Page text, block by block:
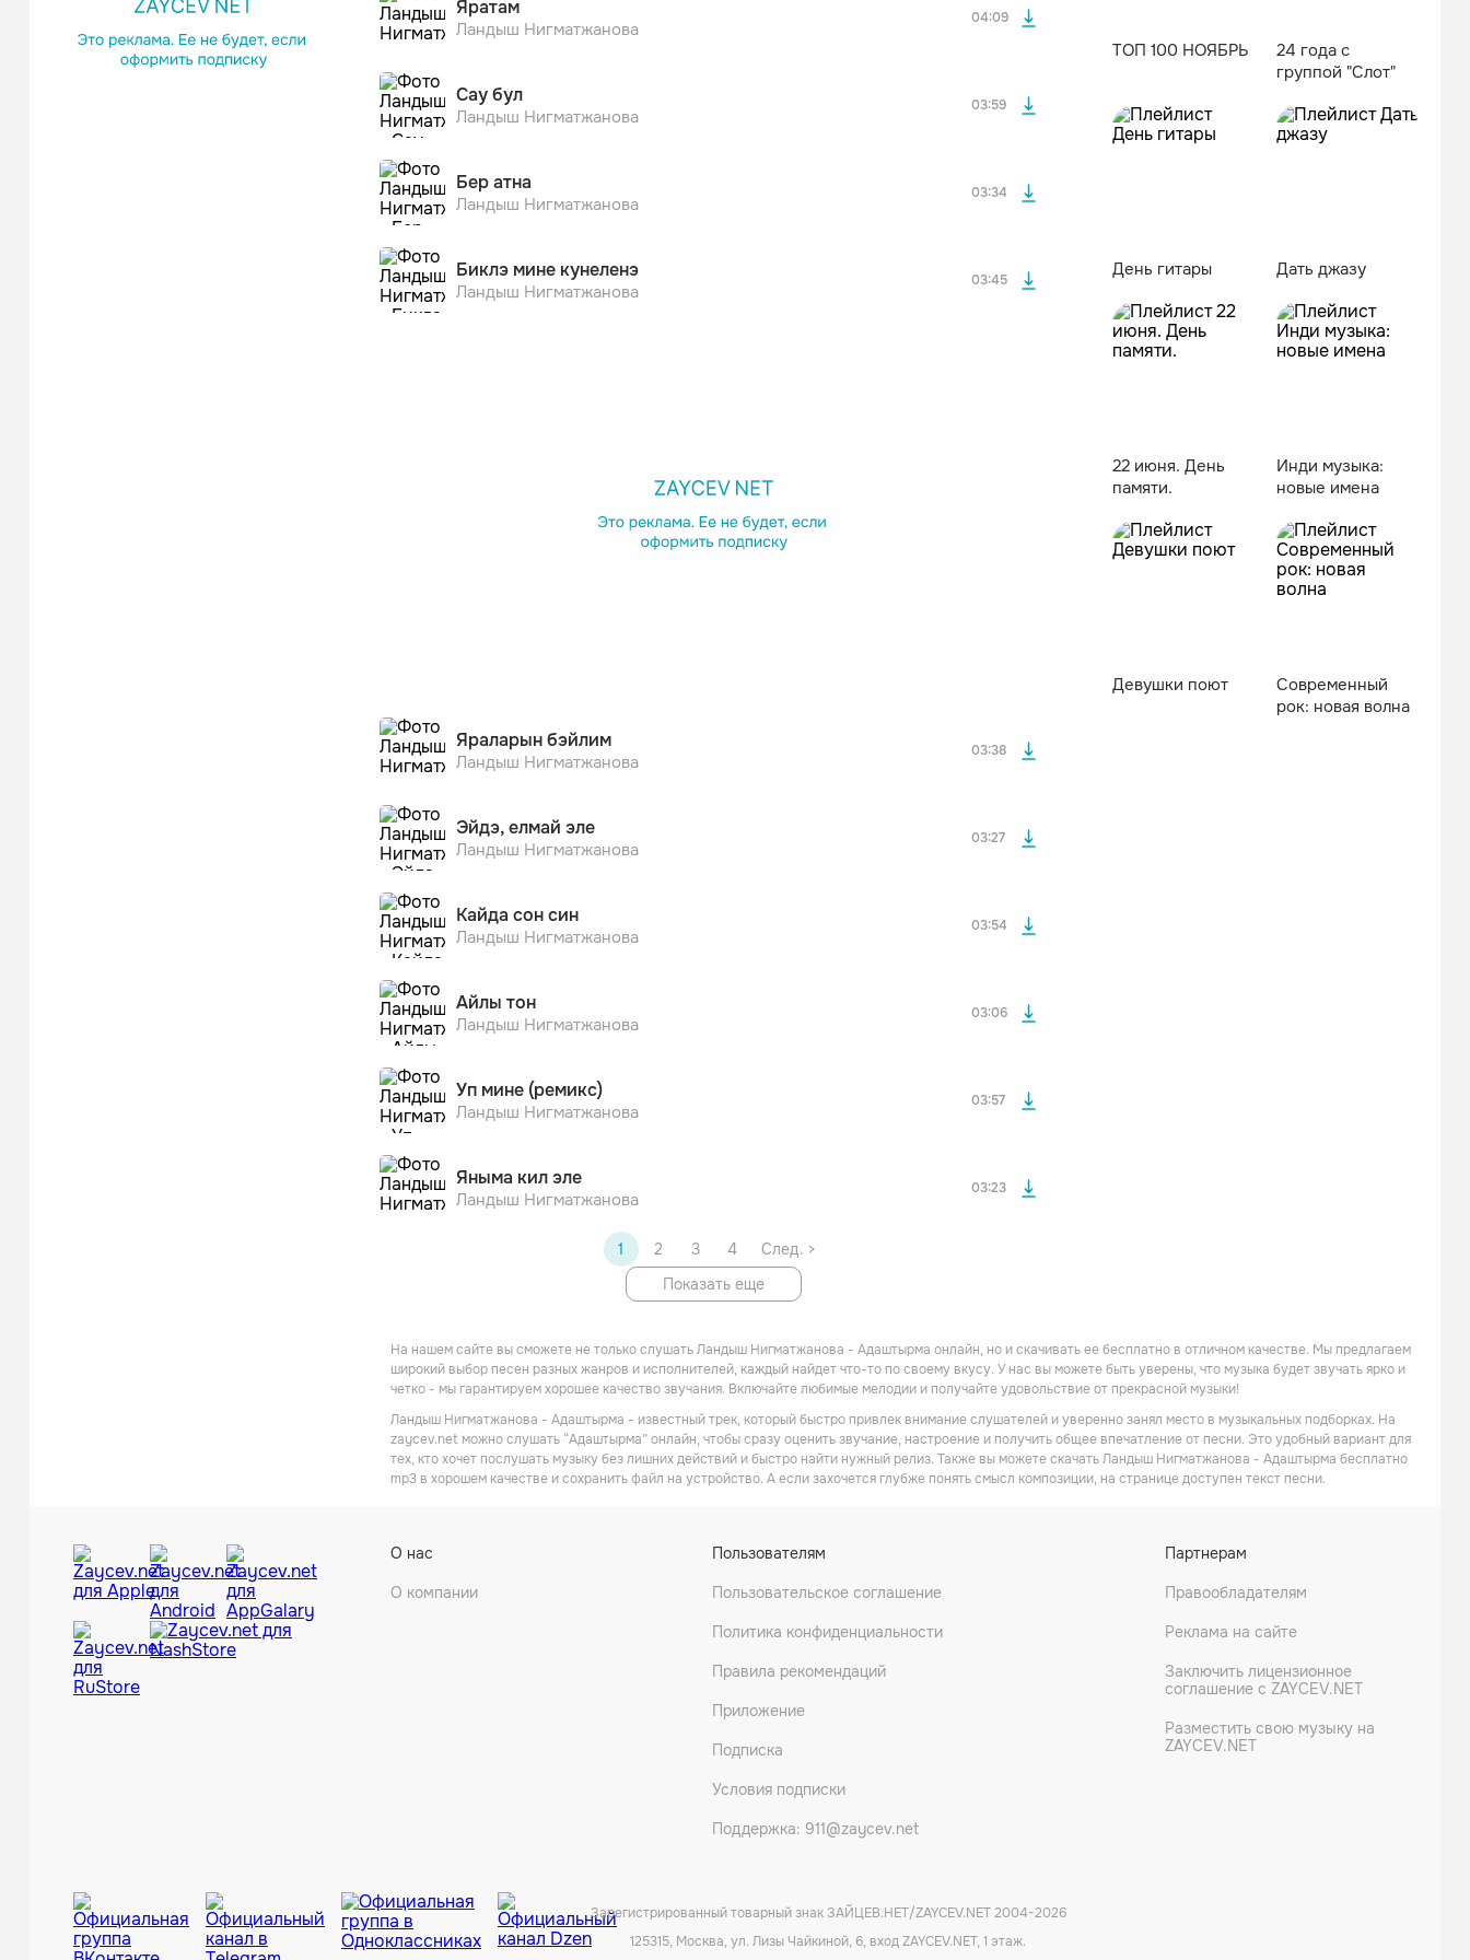
Яратам
Ландыш Нигматжанова
04:09
Сау бул
Ландыш Нигматжанова
03:59
Бер атна
Ландыш Нигматжанова
03:34
Биклэ мине кунеленэ
Ландыш Нигматжанова
03:45
Яраларын бэйлим
Ландыш Нигматжанова
03:38
Эйдэ, елмай эле
Ландыш Нигматжанова
03:27
Кайда сон син
Ландыш Нигматжанова
03:54
Айлы тон
Ландыш Нигматжанова
03:06
Уп мине (ремикс)
Ландыш Нигматжанова
03:57
Яныма кил эле
Ландыш Нигматжанова
03:23
1 2 3 4
След. >
Показать еще
ТОП 100 НОЯБРЬ
24 года с
группой "Слот"
День гитары Дать джазу
22 июня. День
памяти.
Инди музыка:
новые имена
Девушки поют
Современный
рок: новая волна
На нашем сайте вы сможете не только слушать Ландыш Нигматжанова - Адаштырма онлайн, но и скачивать ее бесплатно в отличном качестве. Мы предлагаем
широкий выбор песен разных жанров и исполнителей, каждый найдет что-то по своему вкусу. У нас вы можете быть уверены, что музыка будет звучать ярко и
четко - мы гарантируем хорошее качество звучания. Включайте любимые мелодии и получайте удовольствие от прекрасной музыки!
Ландыш Нигматжанова - Адаштырма - известный трек, который быстро привлек внимание слушателей и уверенно занял место в музыкальных подборках. На
zaycev.net можно слушать “Адаштырма” онлайн, чтобы сразу оценить звучание, настроение и получить общее впечатление от песни. Это удобный вариант для
тех, кто хочет послушать музыку без лишних действий и быстро найти нужный релиз. Также вы можете скачать Ландыш Нигматжанова - Адаштырма бесплатно
mp3 в хорошем качестве и сохранить файл на устройство. А если захочется глубже понять смысл композиции, на странице доступен текст песни.
О нас
О компании
Пользователям
Пользовательское соглашение
Политика конфиденциальности
Правила рекомендаций
Приложение
Подписка
Условия подписки
Поддержка: 911@zaycev.net
Партнерам
Правообладателям
Реклама на сайте
Заключить лицензионное
соглашение с ZAYCEV.NET
Разместить свою музыку на
ZAYCEV.NET
Зарегистрированный товарный знак ЗАЙЦЕВ.НЕТ/ZAYCEV.NET 2004-2026
125315, Москва, ул. Лизы Чайкиной, 6, вход ZAYCEV.NET, 1 этаж.